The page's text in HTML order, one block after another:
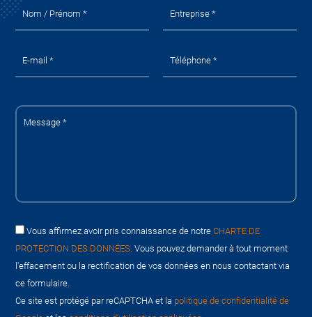
Vous affirmez avoir pris connaissance de notreCHARTE DE
PROTECTION DES DONNÉES. Vous pouvez demander à tout moment
l'effacement ou la rectification de vos données en nous contactant via
ce formulaire.
Ce site est protégé par reCAPTCHA et la politique de confidentialité de